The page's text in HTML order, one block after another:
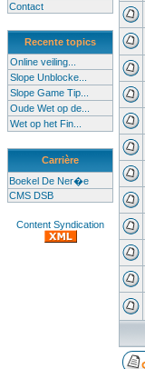
Contact
Recente topics
Online veiling...
Slope Unblocke...
Slope Game Tip...
Oude Wet op de...
Wet op het Fin...
Carrière
Boekel De Ner�e
CMS DSB
Content Syndication